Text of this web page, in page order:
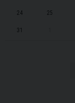
24 25
31